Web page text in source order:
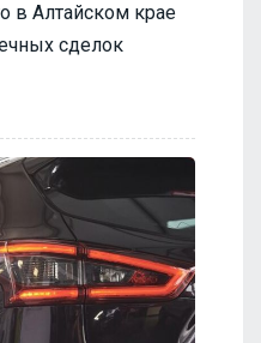
в Алтайском крае
сделок